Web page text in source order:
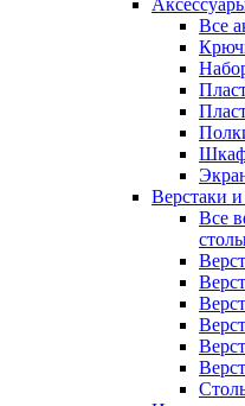
Все
Верстаки
Все